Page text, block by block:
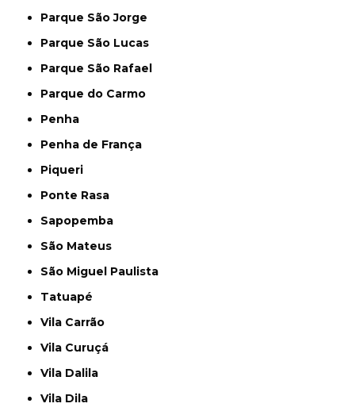
Parque São Jorge
Parque São Lucas
Parque São Rafael
Parque do Carmo
Penha
Penha de França
Piqueri
Ponte Rasa
Sapopemba
São Mateus
São Miguel Paulista
Tatuapé
Vila Carrão
Vila Curuçá
Vila Dalila
Vila Dila